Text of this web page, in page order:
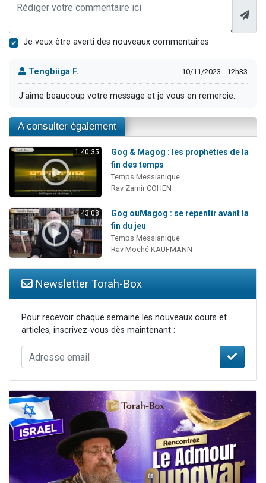
Je veux être averti des nouveaux commentaires
Tengbiiga F. 10/11/2023 - 12h33
J'aime beaucoup votre message et je vous en remercie.
A consulter également
1:40:35
Gog & Magog : les prophéties de la
fin des temps
Temps Messianique
Rav Zamir COHEN
43:08
Gog ouMagog : se repentir avant la
fin du jeu
Temps Messianique
Rav Moché KAUFMANN
Newsletter Torah-Box
Pour recevoir chaque semaine les nouveaux cours et
articles, inscrivez-vous dès maintenant :